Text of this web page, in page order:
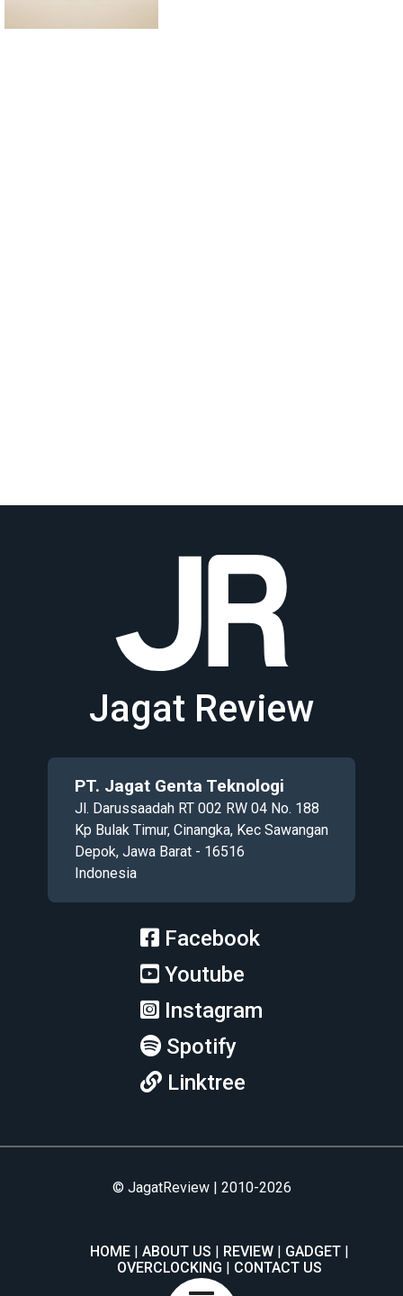
Jagat Review
PT. Jagat Genta Teknologi
Jl. Darussaadah RT 002 RW 04 No. 188
Kp Bulak Timur, Cinangka, Kec Sawangan
Depok, Jawa Barat - 16516
Indonesia
Facebook
Youtube
Instagram
Spotify
Linktree
© JagatReview | 2010-2026
HOME ABOUT US REVIEW
GADGET
OVERCLOCKING
CONTACT US